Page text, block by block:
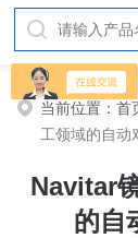
镜、工具显微镜
当前位置：首
工领域的自动
Navitar
的自